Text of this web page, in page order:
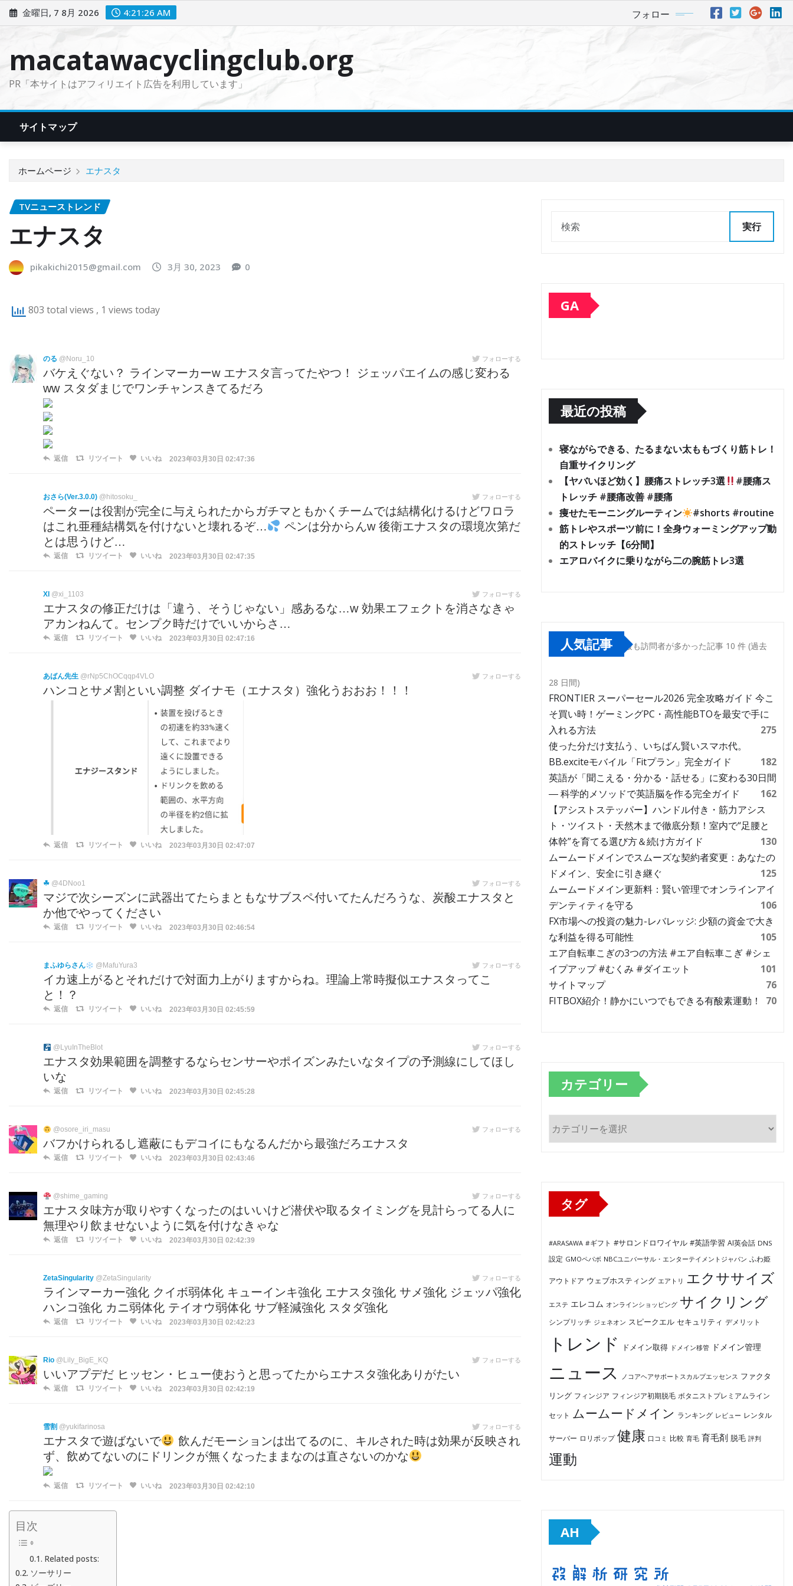
ン
金曜日, 7 8月 2026 4:21:27 AM フォロー
macatawacyclingclub.org
PR「本サイトはアフィリエイト広告を利用しています」
サイトマップ
ホームページ エナスタ
TVニューストレンド
エナスタ
pikakichi2015@gmail.com 3月 30, 2023 0
803 total views , 1 views today
のる @Noru_10 フォローする
バケえぐない？ ラインマーカーw エナスタ言ってたやつ！ ジェッパエイムの感じ変わる
ww スタダまじでワンチャンスきてるだろ
返信 リツイート いいね 2023年03月30日 02:47:36
おさら(Ver.3.0.0) @hitosoku_ フォローする
ペーターは役割が完全に与えられたからガチマともかくチームでは結構化けるけどワロラ
はこれ亜種結構気を付けないと壊れるぞ…
ペンは分からんw 後衛エナスタの環境次第だ
とは思うけど…
返信 リツイート いいね 2023年03月30日 02:47:35
XI @xi_1103 フォローする
エナスタの修正だけは「違う、そうじゃない」感あるな…w 効果エフェクトを消さなきゃ
アカンねんて。センプク時だけでいいからさ…
返信 リツイート いいね 2023年03月30日 02:47:16
あばん先生 @rNp5ChOCqqp4VLO フォローする
ハンコとサメ割といい調整 ダイナモ（エナスタ）強化うおおお！！！
返信 リツイート いいね 2023年03月30日 02:47:07
☘ @4DNoo1 フォローする
マジで次シーズンに武器出てたらまともなサブスペ付いてたんだろうな、炭酸エナスタと
か他でやってください
返信 リツイート いいね 2023年03月30日 02:46:54
まふゆらさん @MafuYura3 フォローする
イカ速上がるとそれだけで対面力上がりますからね。理論上常時擬似エナスタってこ
と！？
返信 リツイート いいね 2023年03月30日 02:45:59
@LyuInTheBlot フォローする
エナスタ効果範囲を調整するならセンサーやポイズンみたいなタイプの予測線にしてほし
いな
返信 リツイート いいね 2023年03月30日 02:45:28
@osore_iri_masu フォローする
バフかけられるし遮蔽にもデコイにもなるんだから最強だろエナスタ
返信 リツイート いいね 2023年03月30日 02:43:46
@shime_gaming フォローする
エナスタ味方が取りやすくなったのはいいけど潜伏や取るタイミングを見計らってる人に
無理やり飲ませないように気を付けなきゃな
返信 リツイート いいね 2023年03月30日 02:42:39
ZetaSingularity @ZetaSingularity フォローする
ラインマーカー強化 クイボ弱体化 キューインキ強化 エナスタ強化 サメ強化 ジェッパ強化
ハンコ強化 カニ弱体化 テイオウ弱体化 サブ軽減強化 スタダ強化
返信 リツイート いいね 2023年03月30日 02:42:23
Rio @Lily_BigE_KQ フォローする
いいアプデだ ヒッセン・ヒュー使おうと思ってたからエナスタ強化ありがたい
返信 リツイート いいね 2023年03月30日 02:42:19
雪割 @yukifarinosa フォローする
エナスタで遊ばないで
飲んだモーションは出てるのに、キルされた時は効果が反映され
ず、飲めてないのにドリンクが無くなったままなのは直さないのかな
返信 リツイート いいね 2023年03月30日 02:42:10
目次
Related posts:
ソーサリー
実行
GA
最近の投稿
寝ながらできる、たるまない太ももづくり筋トレ！
自重サイクリング
【ヤバいほど効く】腰痛ストレッチ3選
#腰痛ス
トレッチ #腰痛改善 #腰痛
痩せたモーニングルーティン
#shorts #routine
筋トレやスポーツ前に！全身ウォーミングアップ動
的ストレッチ【6分間】
エアロバイクに乗りながら二の腕筋トレ3選
人気記事 最も訪問者が多かった記事 10 件 (過去
28 日間)
FRONTIER スーパーセール2026 完全攻略ガイド 今こ
そ買い時！ゲーミングPC・高性能BTOを最安で手に
入れる方法
275
使った分だけ支払う、いちばん賢いスマホ代。
BB.exciteモバイル「Fitプラン」完全ガイド
182
英語が「聞こえる・分かる・話せる」に変わる30日間
― 科学的メソッドで英語脳を作る完全ガイド
162
【アシストステッパー】ハンドル付き・筋力アシス
ト・ツイスト・天然木まで徹底分類！室内で“足腰と
体幹”を育てる選び方＆続け方ガイド
130
ムームードメインでスムーズな契約者変更：あなたの
ドメイン、安全に引き継ぐ
125
ムームードメイン更新料：賢い管理でオンラインアイ
デンティティを守る
106
FX市場への投資の魅力-レバレッジ: 少額の資金で大き
な利益を得る可能性
105
エア自転車こぎの3つの方法 #エア自転車こぎ #シェ
イプアップ #むくみ #ダイエット
101
サイトマップ
76
FITBOX紹介！静かにいつでもできる有酸素運動！
70
カテゴリー
テ
タグ
#ARASAWA #ギフト #サロンドロワイヤル #英語学習 AI英会話 DNS
設定 GMOペパボ NBCユニバーサル・エンターテイメントジャパン ふわ姫
アウトドア ウェブホスティング エアトリ エクササイズ
エステ エレコム オンラインショッピング サイクリング
シンプリッチ ジェネオン スピークエル セキュリティ デメリット
トレンド ドメイン取得 ドメイン移管 ドメイン管理
ニュース ノコアヘアサポートスカルプエッセンス ファクタ
リング フィンジア フィンジア初期脱毛 ボタニストプレミアムライン
セット ムームードメイン ランキング レビュー レンタル
サーバー ロリポップ 健康 口コミ 比較 育毛 育毛剤 脱毛 評判
運動
AH